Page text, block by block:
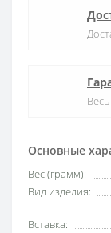
Основные
Вес (грамм):
Вид изделия:
Вставка: